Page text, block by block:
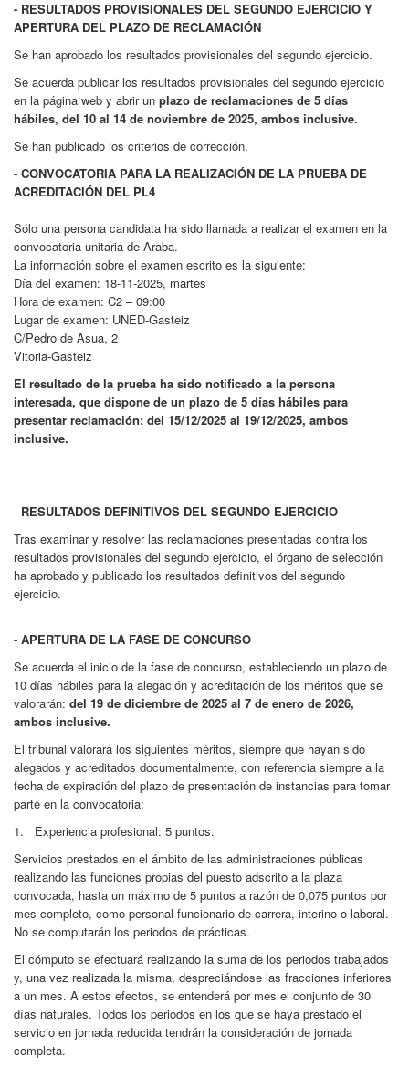
- RESULTADOS PROVISIONALES DEL SEGUNDO EJERCICIO Y
APERTURA DEL PLAZO DE RECLAMACIÓN
Se han aprobado los resultados provisionales del segundo ejercicio.
Se acuerda publicar los resultados provisionales del segundo ejercicio
en la página web y abrir un plazo de reclamaciones de 5 días
hábiles, del 10 al 14 de noviembre de 2025, ambos inclusive.
Se han publicado los criterios de corrección.
- CONVOCATORIA PARA LA REALIZACIÓN DE LA PRUEBA DE
ACREDITACIÓN DEL PL4
Sólo una persona candidata ha sido llamada a realizar el examen en la
convocatoria unitaria de Araba.
La información sobre el examen escrito es la siguiente:
Día del examen: 18-11-2025, martes
Hora de examen: C2 – 09:00
Lugar de examen: UNED-Gasteiz
C/Pedro de Asua, 2
Vitoria-Gasteiz
El resultado de la prueba ha sido notificado a la persona
interesada, que dispone de un plazo de 5 días hábiles para
presentar reclamación: del 15/12/2025 al 19/12/2025, ambos
inclusive.
- RESULTADOS DEFINITIVOS DEL SEGUNDO EJERCICIO
Tras examinar y resolver las reclamaciones presentadas contra los
resultados provisionales del segundo ejercicio, el órgano de selección
ha aprobado y publicado los resultados definitivos del segundo
ejercicio.
- APERTURA DE LA FASE DE CONCURSO
Se acuerda el inicio de la fase de concurso, estableciendo un plazo de
10 días hábiles para la alegación y acreditación de los méritos que se
valorarán: del 19 de diciembre de 2025 al 7 de enero de 2026,
ambos inclusive.
El tribunal valorará los siguientes méritos, siempre que hayan sido
alegados y acreditados documentalmente, con referencia siempre a la
fecha de expiración del plazo de presentación de instancias para tomar
parte en la convocatoria:
1. Experiencia profesional: 5 puntos.
Servicios prestados en el ámbito de las administraciones públicas
realizando las funciones propias del puesto adscrito a la plaza
convocada, hasta un máximo de 5 puntos a razón de 0,075 puntos por
mes completo, como personal funcionario de carrera, interino o laboral.
No se computarán los periodos de prácticas.
El cómputo se efectuará realizando la suma de los periodos trabajados
y, una vez realizada la misma, despreciándose las fracciones inferiores
a un mes. A estos efectos, se entenderá por mes el conjunto de 30
días naturales. Todos los periodos en los que se haya prestado el
servicio en jornada reducida tendrán la consideración de jornada
completa.